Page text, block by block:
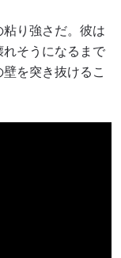
粘り強さだ。彼は
そうになるまで
を突き抜けるこ